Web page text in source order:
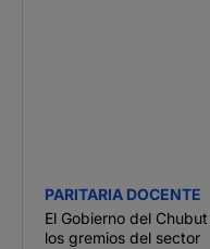
PARITARIA DOCENTE
El Gobierno del
los gremios del sector